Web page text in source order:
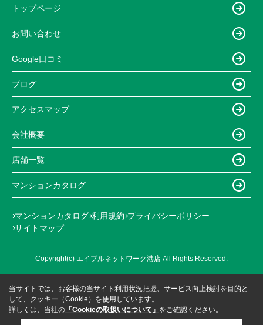
トップページ
お問い合わせ
Google口コミ
ブログ
アクセスマップ
会社概要
店舗一覧
マンションカタログ
マンションカタログ 利用規約 プライバシーポリシー
サイトマップ
Copyright(c) エイブルネットワーク港店 All Rights Reserved.
当サイトでは、お客様の当サイト利用状況把握、サービス向上検討を目的と
して、クッキー（Cookie）を使用しています。
詳しくは、当社の 「Cookieの取扱いについて」 をご確認ください。